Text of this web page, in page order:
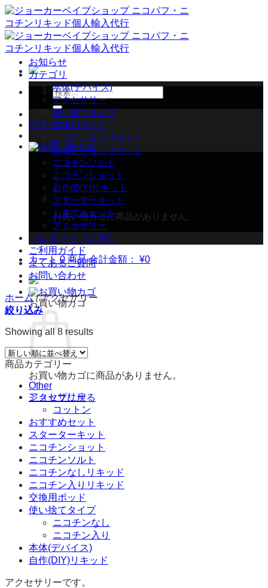
Skip
to
content
検
索
対
象:
ログイン
お買い物カゴに商品がありません。
ショップに戻る
カート0 商品 合計金額： ¥0
お買い物カゴ
お買い物カゴに商品がありません。
ショップに戻る
お知らせ
カテゴリ
本体(デバイス)
アクセサリー
使い捨てタイプ
交換用ポッド
ニコチン入りリキッド
ニコチンなしリキッド
ニコチンソルト
ニコチンショット
自作(DIY)リキッド
スターターキット
おすすめセット
アクセサリー
ブログ
ご利用ガイド
よくあるご質問
お問い合わせ
ホーム /アクセサリー
絞り込み
Showing all 8 results
商品カテゴリー
Other
アクセサリー
コットン
おすすめセット
スターターキット
ニコチンショット
ニコチンソルト
ニコチンなしリキッド
ニコチン入りリキッド
交換用ポッド
使い捨てタイプ
ニコチンなし
ニコチン入り
本体(デバイス)
自作(DIY)リキッド
アクセサリーです。